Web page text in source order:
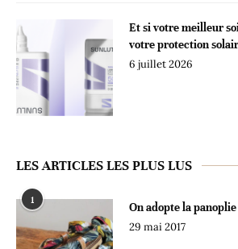
Et si votre meilleur
votre protection
6 juillet 2026
LES ARTICLES LES PLUS LUS
1
On adopte la
29 mai 2017